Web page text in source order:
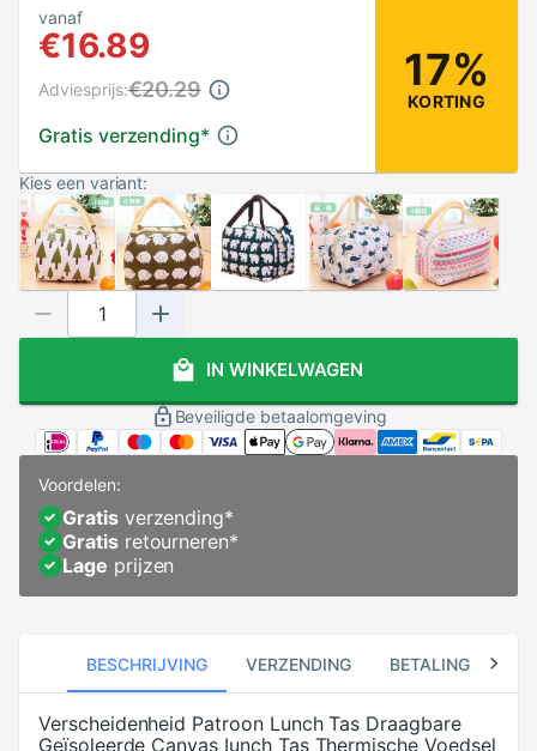
vanaf
€16.89
Gratis verzending*
Adviesprijs:€20.29 17%
KORTING
Kies een variant:
IN WINKELWAGEN
Beveiligde betaalomgeving
Voordelen:
Gratisverzending*
Gratisretourneren*
Lage prijzen
BESCHRIJVING VERZENDING BETALING
Verscheidenheid Patroon Lunch Tas Draagbare
Geïsoleerde Canvas Iunch Tas Thermische Voedsel